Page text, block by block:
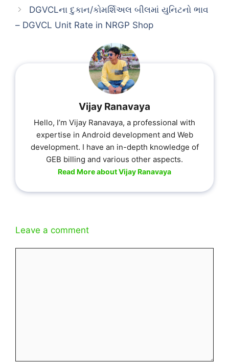
DGVCLના દુકાન/કોમર્શિઅલ બીલમાં યુનિટનો ભાવ
– DGVCL Unit Rate in NRGP Shop
Vijay Ranavaya
Hello, I’m Vijay Ranavaya, a professional with
expertise in Android development and Web
development. I have an in-depth knowledge of
GEB billing and various other aspects.
Read More about Vijay Ranavaya
Leave a comment